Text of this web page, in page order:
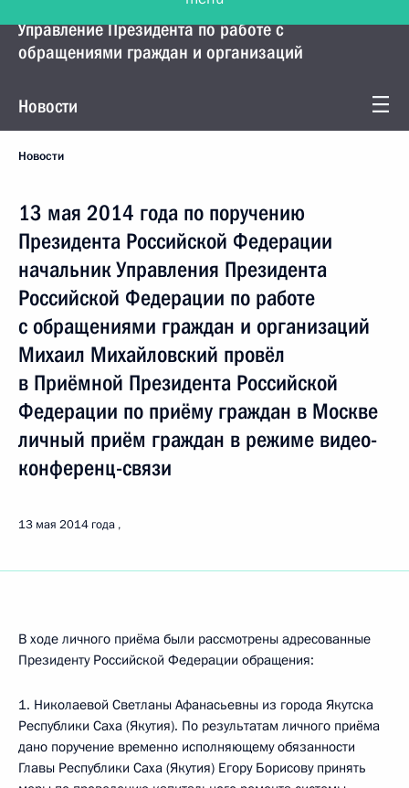
Управление Президента по работе с
обращениями граждан и организаций
Новости
Новости
13 мая 2014 года по поручению
Президента Российской Федерации
начальник Управления Президента
Российской Федерации по работе
с обращениями граждан и организаций
Михаил Михайловский провёл
в Приёмной Президента Российской
Федерации по приёму граждан в Москве
личный приём граждан в режиме видео-
конференц-связи
13 мая 2014 года
В ходе личного приёма были рассмотрены адресованные
Президенту Российской Федерации обращения:
1. Николаевой Светланы Афанасьевны из города Якутска
Республики Саха (Якутия). По результатам личного приёма
дано поручение временно исполняющему обязанности
Главы Республики Саха (Якутия) Егору Борисову принять